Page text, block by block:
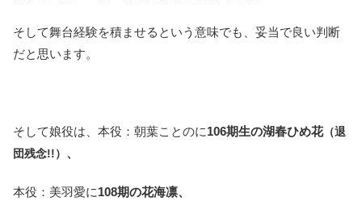
そして舞台経験を積ませるという意味でも、妥当で良い判断
だと思います。
そして娘役は、本役：朝葉ことのに106期生の湖春ひめ花（退
団残念!!） 、
本役：美羽愛に108期の花海凛、